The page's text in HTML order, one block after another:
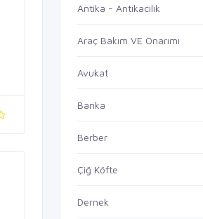
Antika - Antikacılık
Araç Bakım VE Onarımı
Avukat
Banka
Berber
Çiğ Köfte
Dernek